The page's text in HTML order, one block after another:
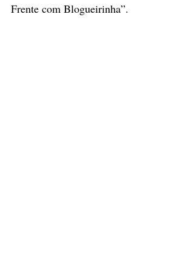
Frente com Blogueirinha”.